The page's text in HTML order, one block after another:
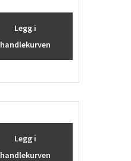
Legg i
handlekurven
Legg i
handlekurven